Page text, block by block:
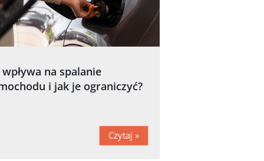
wpływa na spalanie
i jak je ograniczyć?
Czytaj »